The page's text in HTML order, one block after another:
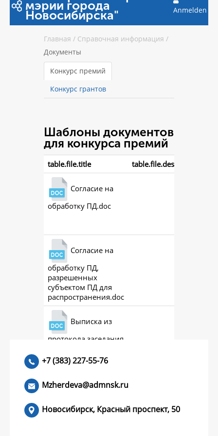
мэрии города
Новосибирска" Anmelden
Главная / Справочная информация /
Документы
Конкурс премий
Конкурс грантов
Шаблоны документов
для конкурса премий
table.file.title table.file.description
Согласие на
обработку ПД.doc
Согласие на
обработку ПД,
разрешенных
субъектом ПД для
распространения.doc
Выписка из
протокола заседания
+7 (383) 227-55-76
Mzherdeva@admnsk.ru
Новосибирск, Красный проспект, 50